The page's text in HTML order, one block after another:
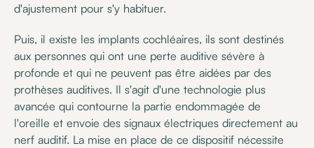
d'ajustement pour s'y habituer.
Puis, il existe les implants cochléaires, ils sont destinés
aux personnes qui ont une perte auditive sévère à
profonde et qui ne peuvent pas être aidées par des
prothèses auditives. Il s'agit d'une technologie plus
avancée qui contourne la partie endommagée de
l'oreille et envoie des signaux électriques directement au
nerf auditif. La mise en place de ce dispositif nécessite